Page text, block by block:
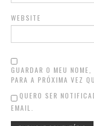
FERNANDO TAVARES
FRANCISCO
FRANCISCO LEITE
CASTRO
HÉLDER SANTOS
WEBSITE
GUARDAR O MEU
PARA A PRÓXIMA VEZ
QUERO SER
EMAIL.